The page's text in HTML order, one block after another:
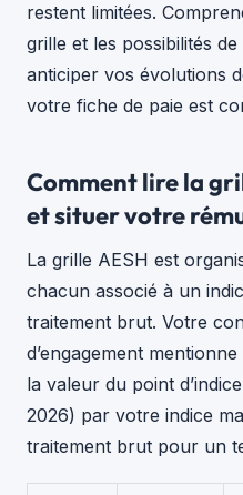
restent limitées.
grille et les possibilités
anticiper vos évolutions
votre fiche de paie est
Comment lire la
et situer votre
La grille AESH est
chacun associé à un
traitement brut. Votre
d’engagement
la valeur du point
2026) par votre indice
traitement brut pour un